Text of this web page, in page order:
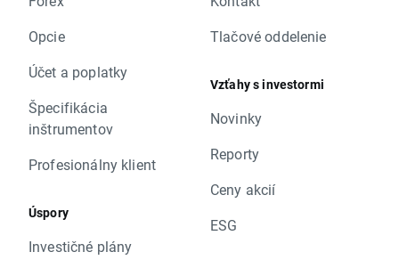
Opcie
Účet a poplatky
Špecifikácia
inštrumentov
Profesionálny klient
Úspory
Investičné plány
Tlačové oddelenie
Vzťahy s investormi
Novinky
Reporty
Ceny akcií
ESG